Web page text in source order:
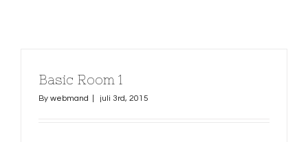
Basic Room 1
By webmand juli 3rd, 2015